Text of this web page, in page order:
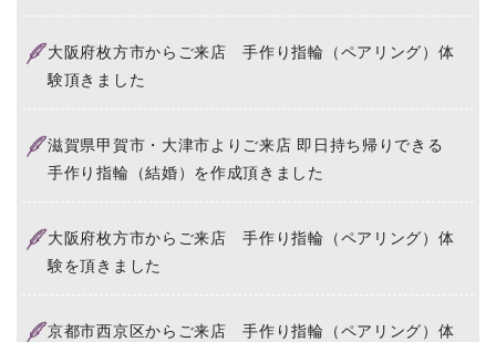
大阪府枚方市からご来店 手作り指輪（ペアリング）体
験頂きました
滋賀県甲賀市・大津市よりご来店 即日持ち帰りできる
手作り指輪（結婚）を作成頂きました
大阪府枚方市からご来店 手作り指輪（ペアリング）体
験を頂きました
京都市西京区からご来店 手作り指輪（ペアリング）体